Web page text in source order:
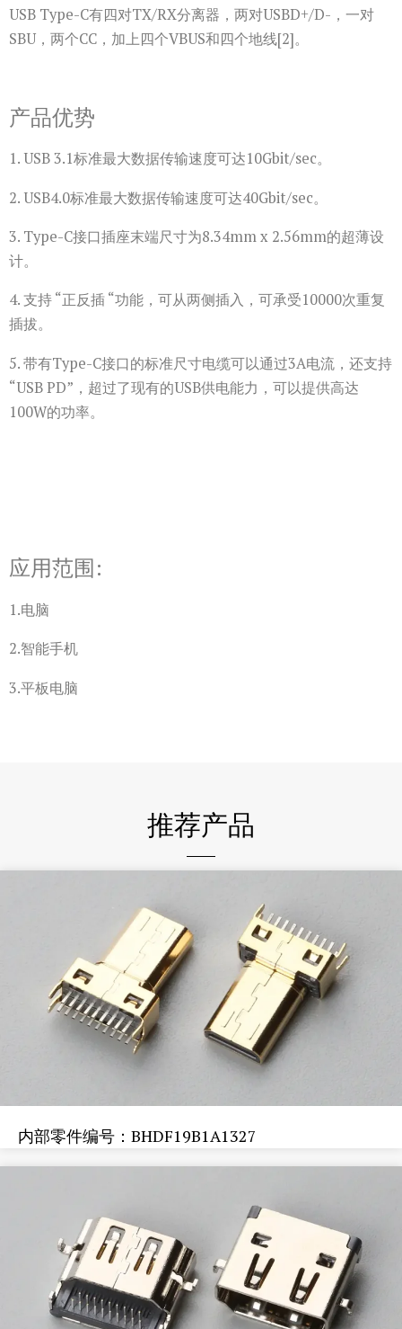
USB Type-C有四对TX/RX分离器，两对USBD+/D-，一对
SBU，两个CC，加上四个VBUS和四个地线[2]。
产品优势
1. USB 3.1标准最大数据传输速度可达10Gbit/sec。
2. USB4.0标准最大数据传输速度可达40Gbit/sec。
3. Type-C接口插座末端尺寸为8.34mm x 2.56mm的超薄设
计。
4. 支持 “正反插 “功能，可从两侧插入，可承受10000次重复
插拔。
5. 带有Type-C接口的标准尺寸电缆可以通过3A电流，还支持
“USB PD”，超过了现有的USB供电能力，可以提供高达
100W的功率。
应用范围:
1.电脑
2.智能手机
3.平板电脑
推荐产品
内部零件编号：BHDF19B1A1327